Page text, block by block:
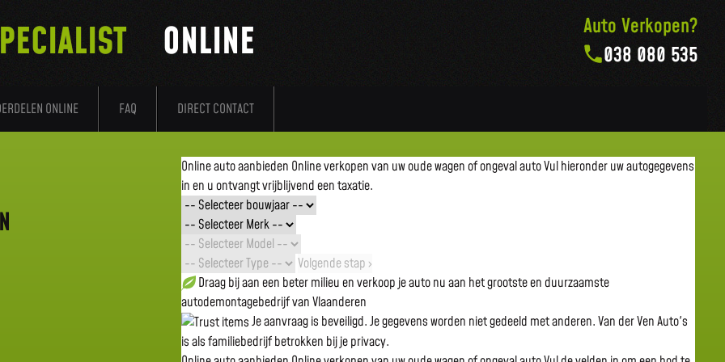
ONLINE FAQ DIRECT CONTACT
ONLINE
Auto Verkopen?
038 080 535
Online auto aanbieden Online verkopen van uw oude wagen of ongeval autoVul hieronder uw autogegevens
in en u ontvangt vrijblijvend een taxatie.
Volgende stap ›
Draag bij aan een beter milieu en verkoop je auto nu aan het grootste en duurzaamste
autodemontagebedrijf van Vlaanderen
Je aanvraag is beveiligd. Je gegevens worden niet gedeeld met anderen. Van der Ven Auto's
is als familiebedrijf betrokken bij je privacy.